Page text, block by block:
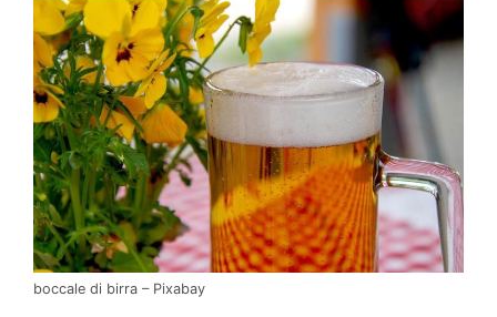
boccale di birra – Pixabay